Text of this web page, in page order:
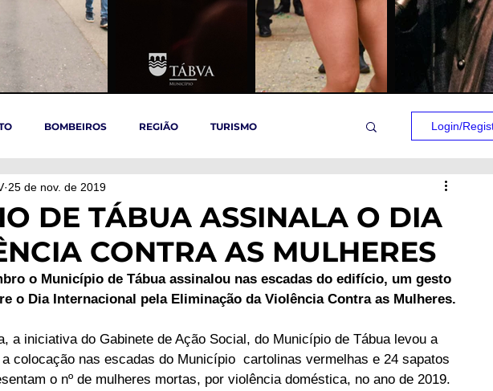
BOMBEIROS REGIÃO TURISMO
TÁBUA ARGANIL
19 ARTIGOS Politica POLITICA SAÚDE
Login/
DE TÁBUA ASSINALA O DIA
CONTRA AS MULHERES
25 de nov. de 2019
o Município de Tábua assinalou nas escadas do edifício, um gesto
o Dia Internacional pela Eliminação da Violência Contra as Mulheres.
a iniciativa do Gabinete de Ação Social, do Município de Tábua levou a
colocação nas escadas do Município  cartolinas vermelhas e 24 sapatos
o nº de mulheres mortas, por violência doméstica, no ano de 2019.